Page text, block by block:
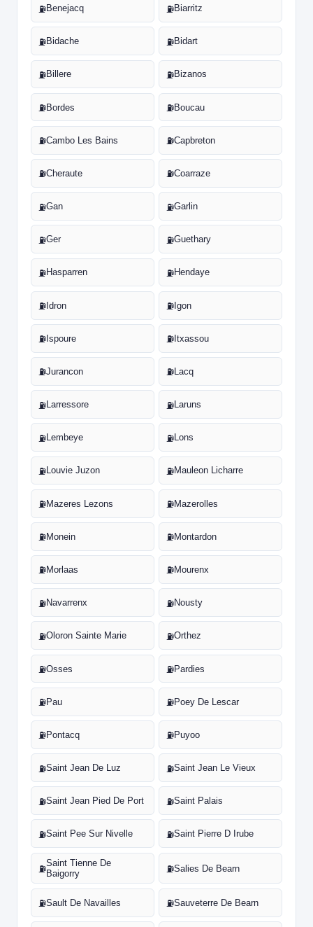
⛽Benejacq ⛽Biarritz
⛽Bidache ⛽Bidart
⛽Billere ⛽Bizanos
⛽Bordes ⛽Boucau
⛽Cambo Les Bains ⛽Capbreton
⛽Cheraute ⛽Coarraze
⛽Gan ⛽Garlin
⛽Ger ⛽Guethary
⛽Hasparren ⛽Hendaye
⛽Idron ⛽Igon
⛽Ispoure ⛽Itxassou
⛽Jurancon ⛽Lacq
⛽Larressore ⛽Laruns
⛽Lembeye ⛽Lons
⛽Louvie Juzon ⛽Mauleon Licharre
⛽Mazeres Lezons ⛽Mazerolles
⛽Monein ⛽Montardon
⛽Morlaas ⛽Mourenx
⛽Navarrenx ⛽Nousty
⛽Oloron Sainte Marie ⛽Orthez
⛽Osses ⛽Pardies
⛽Pau ⛽Poey De Lescar
⛽Pontacq ⛽Puyoo
⛽Saint Jean De Luz ⛽Saint Jean Le Vieux
⛽Saint Jean Pied De Port ⛽Saint Palais
⛽Saint Pee Sur Nivelle ⛽Saint Pierre D Irube
⛽
Saint Tienne De
Baigorry
⛽Salies De Bearn
⛽Sault De Navailles ⛽Sauveterre De Bearn